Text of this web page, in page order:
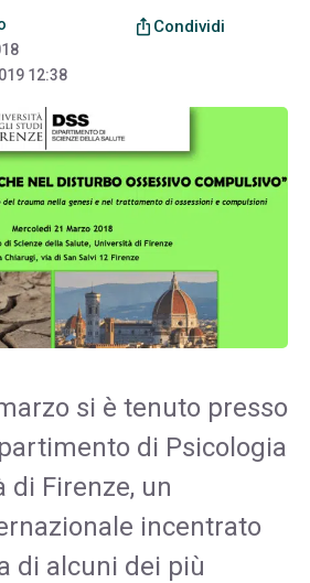
12:38
ios_share Condividi
si è tenuto presso
di Psicologia
di Firenze, un
incentrato
di alcuni dei più